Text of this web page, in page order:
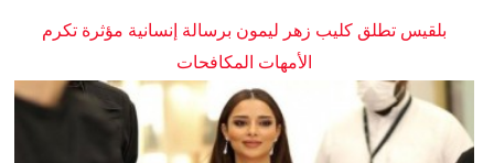
بلقيس تطلق كليب زهر ليمون برسالة إنسانية مؤثرة تكرم
الأمهات المكافحات